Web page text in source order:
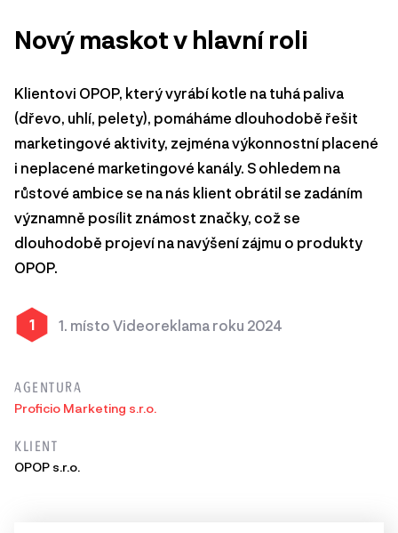
Nový maskot v hlavní roli
Klientovi OPOP, který vyrábí kotle na tuhá paliva
(dřevo, uhlí, pelety), pomáháme dlouhodobě řešit
marketingové aktivity, zejména výkonnostní placené
i neplacené marketingové kanály. S ohledem na
růstové ambice se na nás klient obrátil se zadáním
významně posílit známost značky, což se
dlouhodobě projeví na navýšení zájmu o produkty
OPOP.
1 1. místo Videoreklama roku 2024
AGENTURA
Proficio Marketing s.r.o.
KLIENT
OPOP s.r.o.